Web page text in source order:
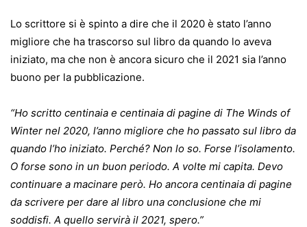
Lo scrittore si è spinto a dire che il 2020 è stato l’anno
migliore che ha trascorso sul libro da quando lo aveva
iniziato, ma che non è ancora sicuro che il 2021 sia l’anno
buono per la pubblicazione.
“Ho scritto centinaia e centinaia di pagine di The Winds of
Winter nel 2020, l’anno migliore che ho passato sul libro da
quando l’ho iniziato. Perché? Non lo so. Forse l’isolamento.
O forse sono in un buon periodo. A volte mi capita. Devo
continuare a macinare però. Ho ancora centinaia di pagine
da scrivere per dare al libro una conclusione che mi
soddisfi. A quello servirà il 2021, spero.”